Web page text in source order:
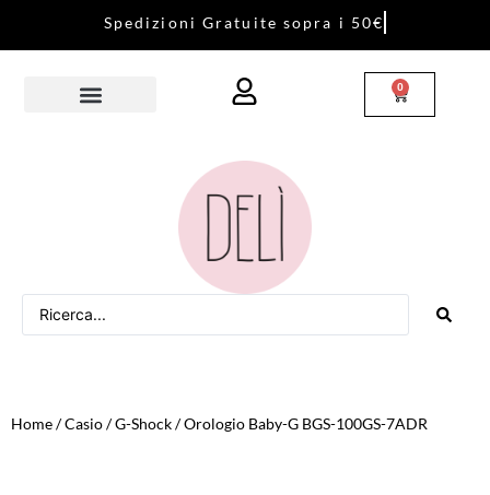
Sped izi on i Gratu ite sopra i 50€
0
Home/Casio/G-Shock/ Orologio Baby-G BGS-100GS-7ADR